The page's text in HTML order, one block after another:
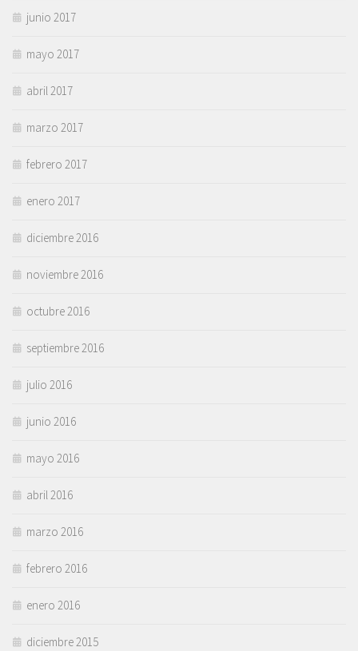
junio 2017
mayo 2017
abril 2017
marzo 2017
febrero 2017
enero 2017
diciembre 2016
noviembre 2016
octubre 2016
septiembre 2016
julio 2016
junio 2016
mayo 2016
abril 2016
marzo 2016
febrero 2016
enero 2016
diciembre 2015